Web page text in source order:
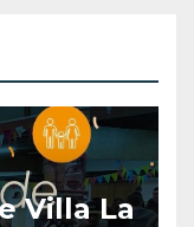
Villa La